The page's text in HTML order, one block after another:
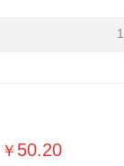
￥ 50.20